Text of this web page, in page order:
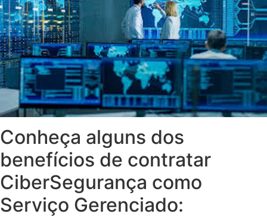
Conheça alguns dos
benefícios de contratar
CiberSegurança como
Serviço Gerenciado: